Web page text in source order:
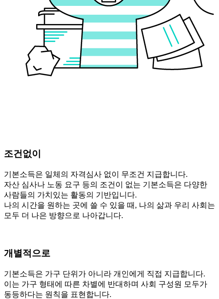
조건없이
기본소득은 일체의 자격심사 없이 무조건 지급합니다.
자산 심사나 노동 요구 등의 조건이 없는 기본소득은 다양한
사람들의 가치있는 활동의 기반입니다.
나의 시간을 원하는 곳에 쓸 수 있을 때, 나의 삶과 우리 사회는
모두 더 나은 방향으로 나아갑니다.
개별적으로
기본소득은 가구 단위가 아니라 개인에게 직접 지급합니다.
이는 가구 형태에 따른 차별에 반대하며 사회 구성원 모두가
동등하다는 원칙을 표현합니다.